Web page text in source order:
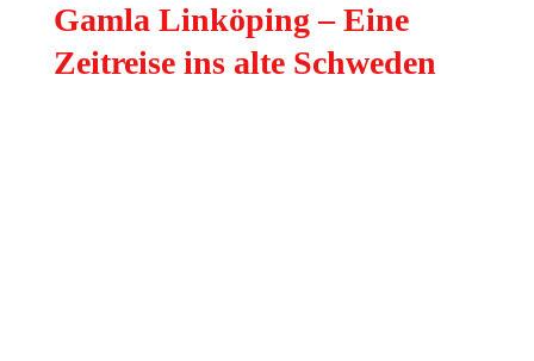
Gamla Linköping – Eine
Zeitreise ins alte Schweden